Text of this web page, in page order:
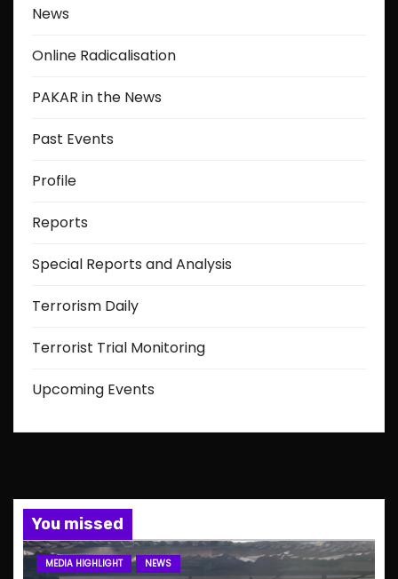
News
Online Radicalisation
PAKAR in the News
Past Events
Profile
Reports
Special Reports and Analysis
Terrorism Daily
Terrorist Trial Monitoring
Upcoming Events
You missed
MEDIA HIGHLIGHT NEWS